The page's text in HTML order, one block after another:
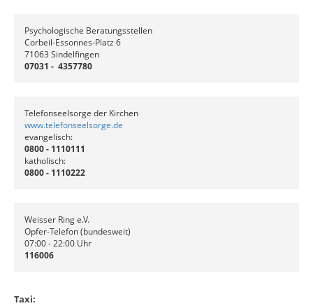
Psychologische Beratungsstellen
Corbeil-Essonnes-Platz 6
71063 Sindelfingen
07031 - 4357780
Telefonseelsorge der Kirchen
www.telefonseelsorge.de
evangelisch:
0800 - 1110111
katholisch:
0800 - 1110222
Weisser Ring e.V.
Opfer-Telefon (bundesweit)
07:00 - 22:00 Uhr
116006
Taxi: